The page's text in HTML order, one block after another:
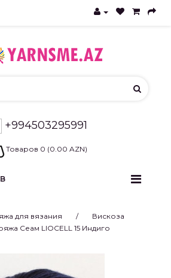
+994503295991
Товаров 0 (0.00 AZN)
для вязания
Вискоза
Сеам LIOCELL 15 Индиго